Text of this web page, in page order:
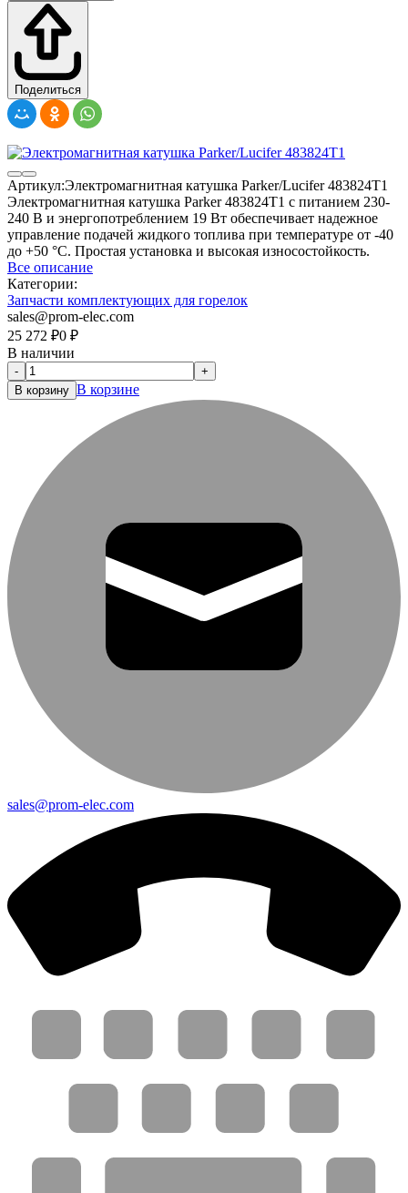
Поделиться
Артикул:Электромагнитная катушка Parker/Lucifer 483824T1
Электромагнитная катушка Parker 483824T1 с питанием 230-
240 В и энергопотреблением 19 Вт обеспечивает надежное
управление подачей жидкого топлива при температуре от -40
до +50 °C. Простая установка и высокая износостойкость.
Все описание
Категории:
Запчасти комплектующих для горелок
sales@prom-elec.com
25 272 ₽0 ₽
В наличии
-
+
В корзину В корзине
sales@prom-elec.com